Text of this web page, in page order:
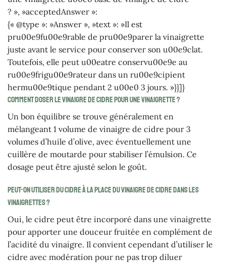
? », »acceptedAnswer »:
{« @type »: »Answer », »text »: »Il est
pru00e9fu00e9rable de pru00e9parer la vinaigrette
juste avant le service pour conserver son u00e9clat.
Toutefois, elle peut u00eatre conservu00e9e au
ru00e9frigu00e9rateur dans un ru00e9cipient
hermu00e9tique pendant 2 u00e0 3 jours. »}}]}
Comment doser le vinaigre de cidre pour une vinaigrette ?
Un bon équilibre se trouve généralement en
mélangeant 1 volume de vinaigre de cidre pour 3
volumes d’huile d’olive, avec éventuellement une
cuillère de moutarde pour stabiliser l’émulsion. Ce
dosage peut être ajusté selon le goût.
Peut-on utiliser du cidre à la place du vinaigre de cidre dans les
vinaigrettes ?
Oui, le cidre peut être incorporé dans une vinaigrette
pour apporter une douceur fruitée en complément de
l’acidité du vinaigre. Il convient cependant d’utiliser le
cidre avec modération pour ne pas trop diluer